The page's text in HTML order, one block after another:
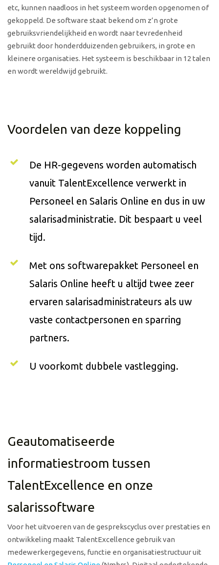
etc, kunnen naadloos in het systeem worden opgenomen of
gekoppeld. De software staat bekend om z’n grote
gebruiksvriendelijkheid en wordt naar tevredenheid
gebruikt door honderdduizenden gebruikers, in grote en
kleinere organisaties. Het systeem is beschikbaar in 12 talen
en wordt wereldwijd gebruikt.
Voordelen van deze koppeling
De HR-gegevens worden automatisch
vanuit TalentExcellence verwerkt in
Personeel en Salaris Online en dus in uw
salarisadministratie. Dit bespaart u veel
tijd.
Met ons softwarepakket Personeel en
Salaris Online heeft u altijd twee zeer
ervaren salarisadministrateurs als uw
vaste contactpersonen en sparring
partners.
U voorkomt dubbele vastlegging.
Geautomatiseerde
informatiestroom tussen
TalentExcellence en onze
salarissoftware
Voor het uitvoeren van de gesprekscyclus over prestaties en
ontwikkeling maakt TalentExcellence gebruik van
medewerkergegevens, functie en organisatiestructuur uit